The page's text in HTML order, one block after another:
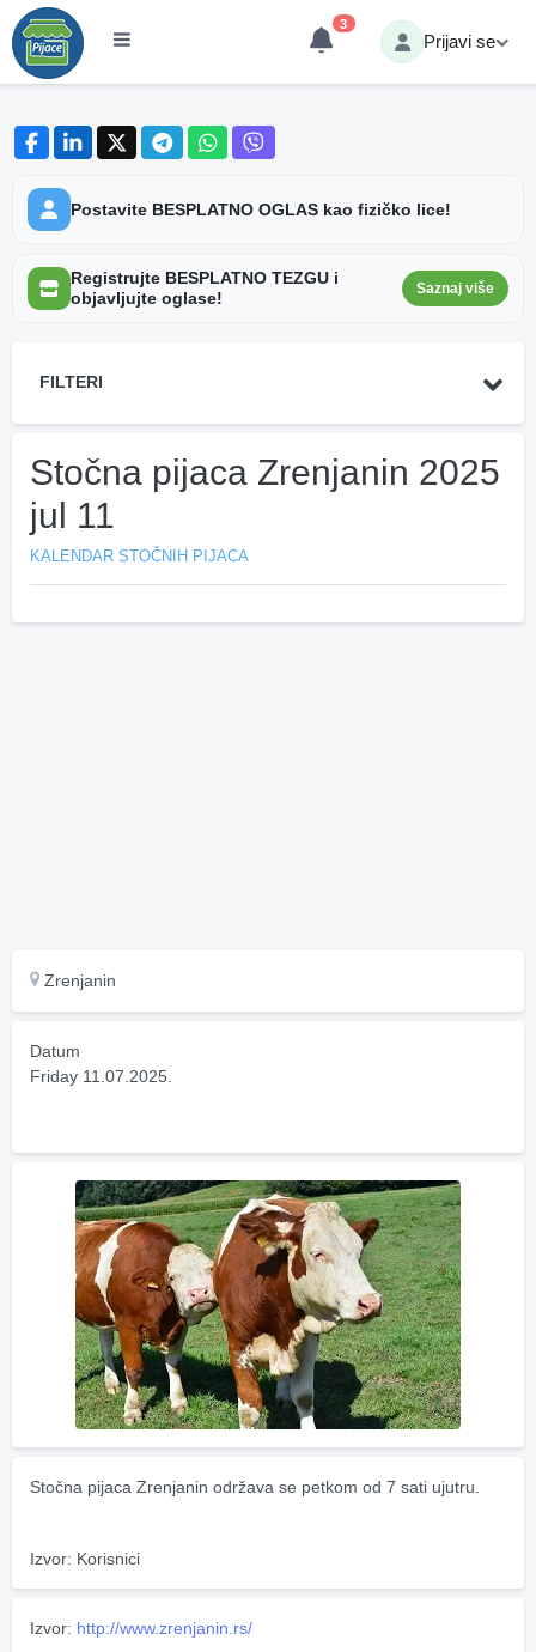
3
Prijavi se
Postavite BESPLATNO OGLAS kao fizičko lice!
Registrujte BESPLATNO TEZGU i
objavljujte oglase!
Saznaj više
FILTERI
Stočna pijaca Zrenjanin 2025
jul 11
KALENDAR STOČNIH PIJACA
Zrenjanin
Datum
Friday 11.07.2025.
Stočna pijaca Zrenjanin održava se petkom od 7 sati ujutru.
Izvor: Korisnici
Izvor: http://www.zrenjanin.rs/